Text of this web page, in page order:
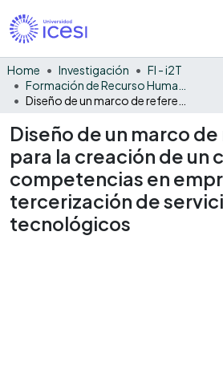
Home Investigación
FI - i2T
Diseño de un marco
para la creación de un
competencias en
tercerización de
tecnológicos